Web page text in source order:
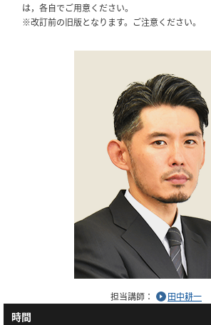
は，各自でご用意ください。
※改訂前の旧版となります。ご注意ください。
担当講師： 田中耕一
時間